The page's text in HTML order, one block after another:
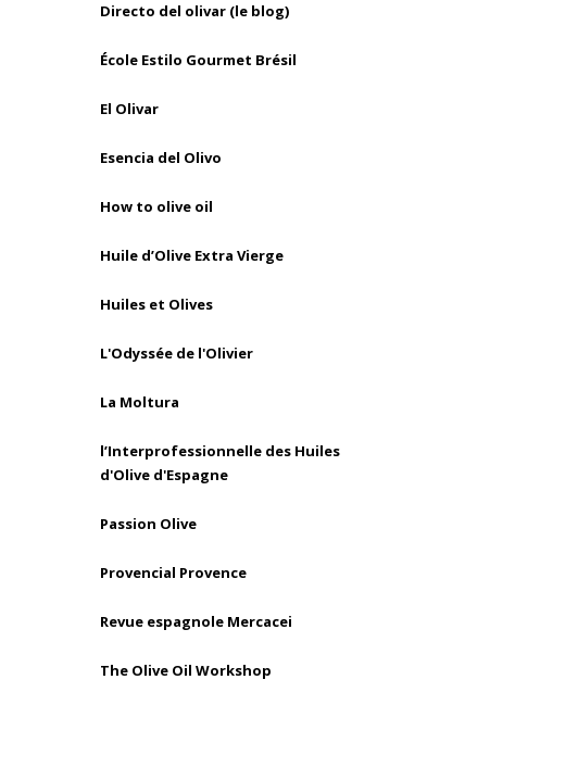
Directo del olivar (le blog)
École Estilo Gourmet Brésil
El Olivar
Esencia del Olivo
How to olive oil
Huile d’Olive Extra Vierge
Huiles et Olives
L'Odyssée de l'Olivier
La Moltura
l’Interprofessionnelle des Huiles
d'Olive d'Espagne
Passion Olive
Provencial Provence
Revue espagnole Mercacei
The Olive Oil Workshop